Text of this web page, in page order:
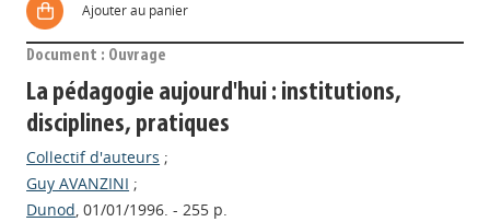
Ajouter au panier
Document : Ouvrage
La pédagogie aujourd'hui : institutions,
disciplines, pratiques
Collectif d'auteurs ;
Guy AVANZINI ;
Dunod, 01/01/1996. - 255 p.